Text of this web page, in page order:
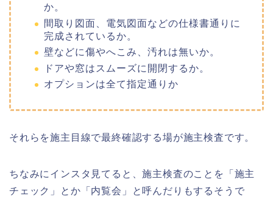
か。
間取り図面、電気図面などの仕様書通りに
完成されているか。
壁などに傷やへこみ、汚れは無いか。
ドアや窓はスムーズに開閉するか。
オプションは全て指定通りか
それらを施主目線で最終確認する場が施主検査です。
ちなみにインスタ見てると、施主検査のことを「施主
チェック」とか「内覧会」と呼んだりもするそうで